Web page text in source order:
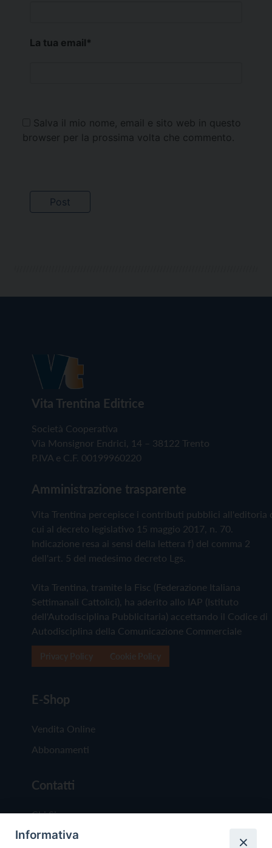
La tua email*
Salva il mio nome, email e sito web in questo
browser per la prossima volta che commento.
Vita Trentina Editrice
Società Cooperativa
Via Monsignor Endrici, 14 – 38122 Trento
P.IVA e C.F. 00199960220
Amministrazione trasparente
Vita Trentina percepisce i contributi pubblici all'editoria
cui al decreto legislativo 15 maggio 2017, n. 70.
Indicazione resa ai sensi della lettera f) del comma 2
dell'art. 5 del medesimo decreto Lgs.
Vita Trentina, tramite la Fisc (Federazione Italiana
Settimanali Cattolici), ha aderito allo IAP (Istituto
dell'Autodisciplina Pubblicitaria) accettando il Codice di
Autodisciplina della Comunicazione Commerciale
E-Shop
Vendita Online
Abbonamenti
Contatti
Chi Siamo
Redazione
Informativa